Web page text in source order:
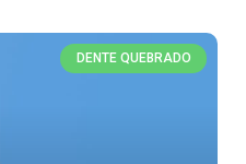
DENTE QUEBRADO